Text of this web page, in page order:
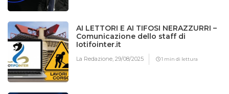
AI LETTORI E AI TIFOSI NERAZZURRI –
Comunicazione dello staff di
Iotifointer.it
La Redazione,29/08/2025 1 min di lettura